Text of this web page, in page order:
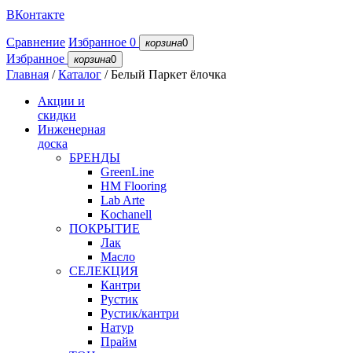
ВКонтакте
Сравнение Избранное 0 корзина0
Избранное корзина0
Главная / Каталог / Белый Паркет ёлочка
Акции и
скидки
Инженерная
доска
БРЕНДЫ
GreenLine
HM Flooring
Lab Arte
Kochanell
ПОКРЫТИЕ
Лак
Масло
СЕЛЕКЦИЯ
Кантри
Рустик
Рустик/кантри
Натур
Прайм